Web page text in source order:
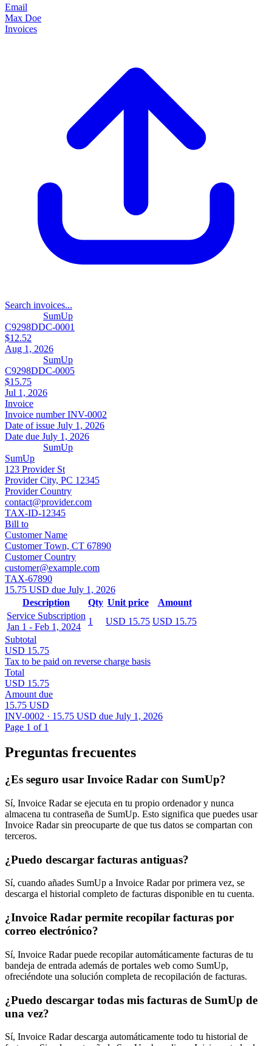
Email
Max Doe
Invoices
Search invoices...
SumUp
C9298DDC-0001
$12.52
Aug 1, 2026
SumUp
C9298DDC-0005
$15.75
Jul 1, 2026
Invoice
Invoice numberINV-0002
Date of issue July 1, 2026
Date due July 1, 2026
SumUp
SumUp
123 Provider St
Provider City, PC 12345
Provider Country
contact@provider.com
TAX-ID-12345
Bill to
Customer Name
Customer Town, CT 67890
Customer Country
customer@example.com
TAX-67890
15.75 USD due July 1, 2026
Description
Qty Unit price
Amount
Service Subscription
Jan 1 - Feb 1, 2024
1 USD 15.75 USD 15.75
Subtotal
USD 15.75
Tax to be paid on reverse charge basis
Total
USD 15.75
Amount due
15.75 USD
INV-0002 · 15.75 USD due July 1, 2026
Page 1 of 1
Preguntas frecuentes
¿Es seguro usar Invoice Radar con SumUp?
Sí, Invoice Radar se ejecuta en tu propio ordenador y nunca
almacena tu contraseña de SumUp. Esto significa que puedes usar
Invoice Radar sin preocuparte de que tus datos se compartan con
terceros.
¿Puedo descargar facturas antiguas?
Sí, cuando añades SumUp a Invoice Radar por primera vez, se
descarga el historial completo de facturas disponible en tu cuenta.
¿Invoice Radar permite recopilar facturas por
correo electrónico?
Sí, Invoice Radar puede recopilar automáticamente facturas de tu
bandeja de entrada además de portales web como SumUp,
ofreciéndote una solución completa de recopilación de facturas.
¿Puedo descargar todas mis facturas de SumUp de
una vez?
Sí, Invoice Radar descarga automáticamente todo tu historial de